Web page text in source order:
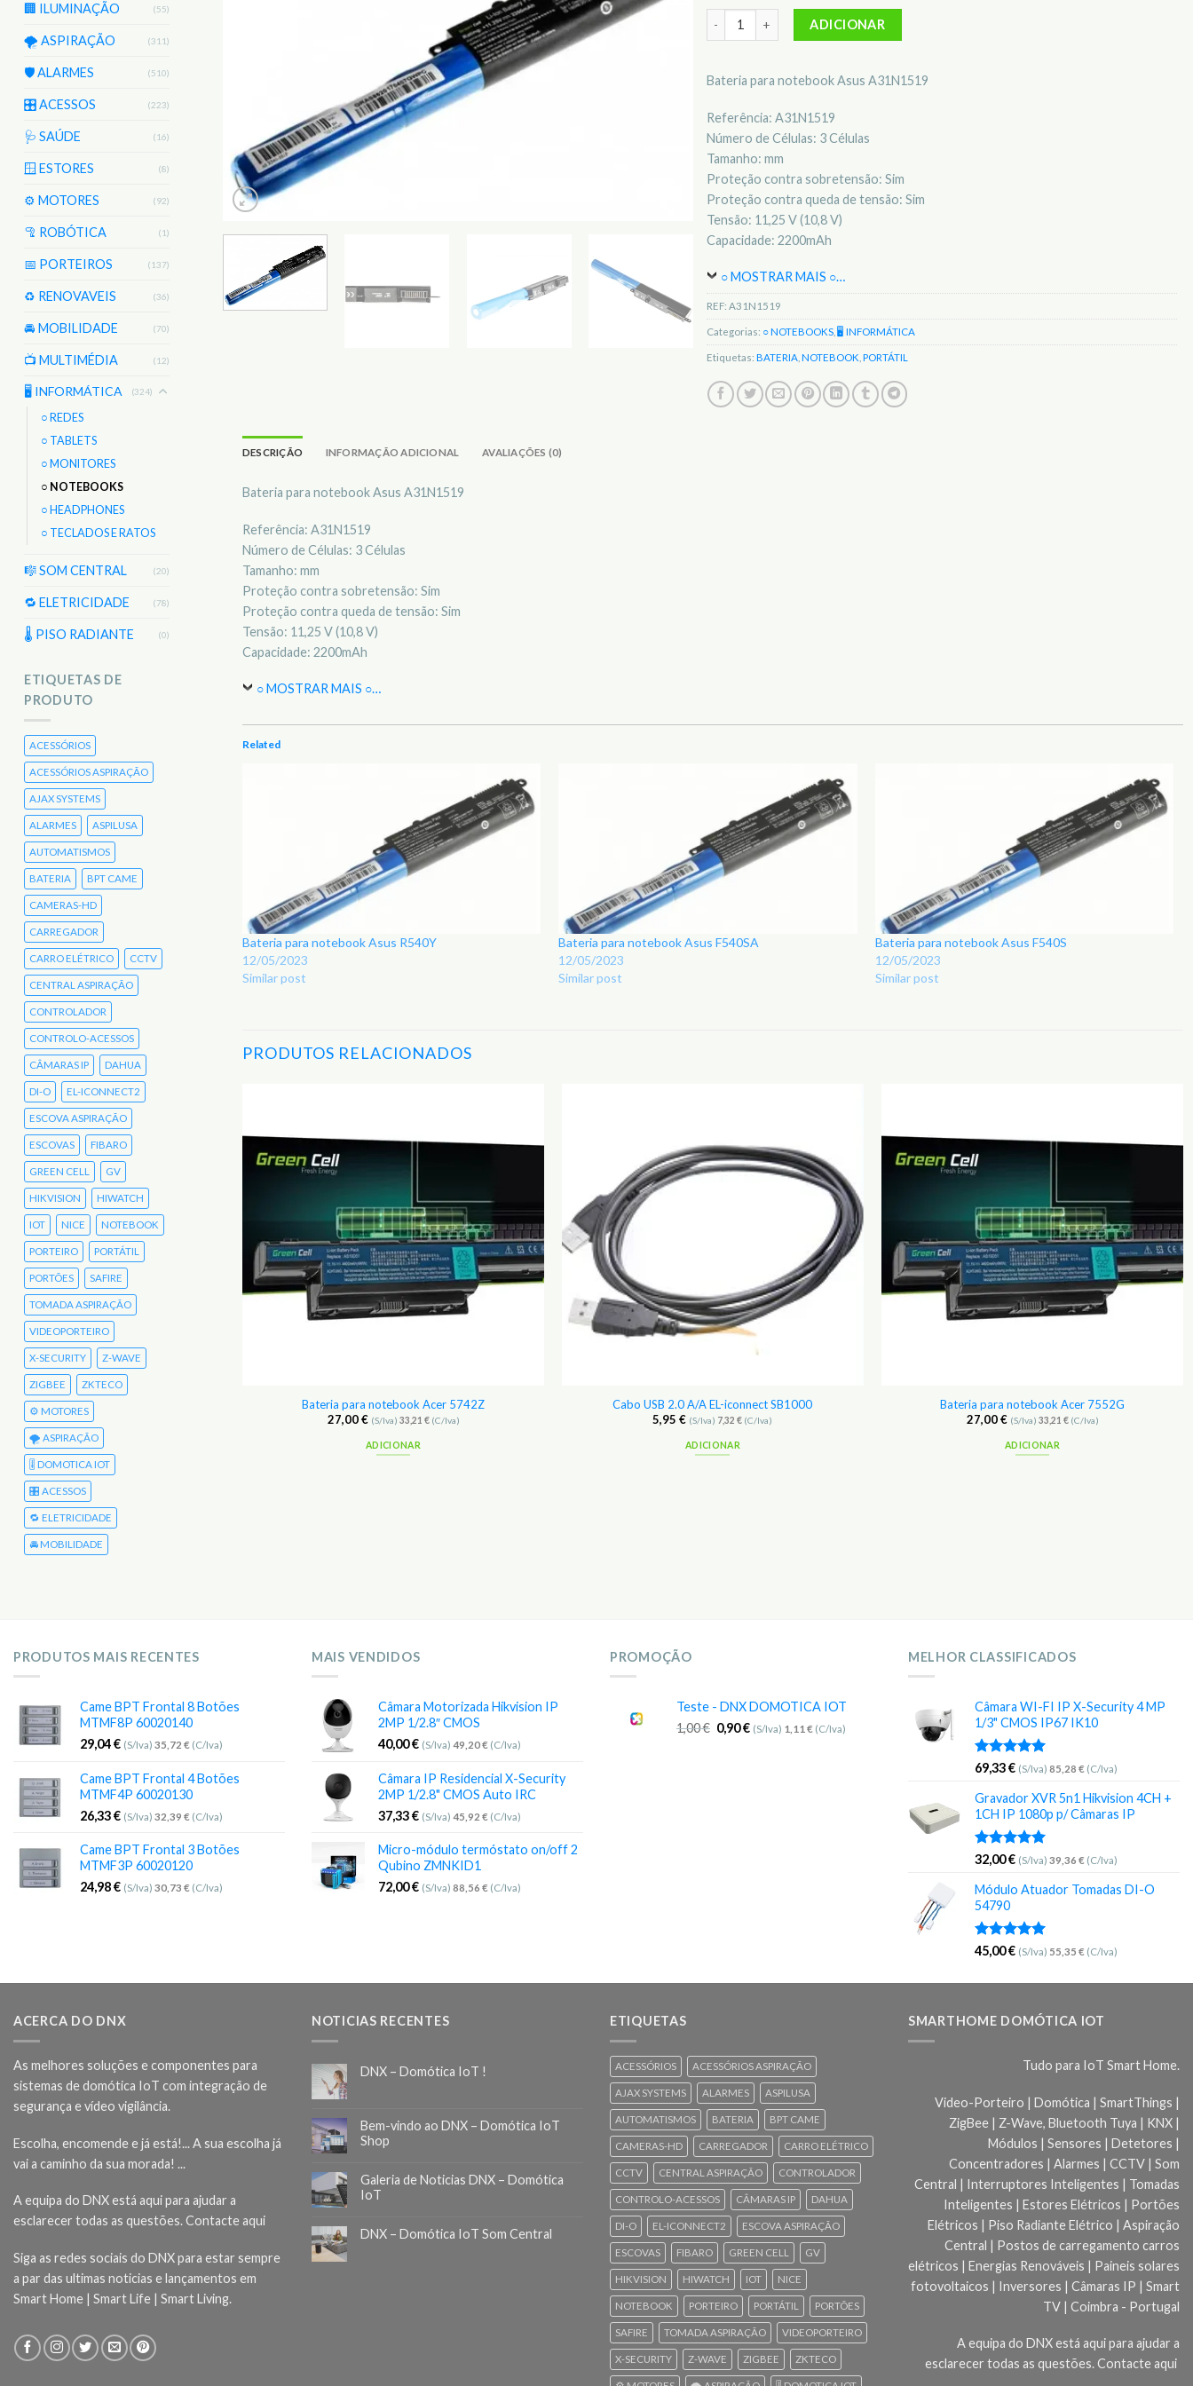
🏢 ILUMINAÇÃO (55)
🌪️ ASPIRAÇÃO (311)
🛡️ ALARMES (510)
🎛️ ACESSOS (223)
🩺 SAÚDE (16)
🪟 ESTORES (8)
⚙️ MOTORES (92)
🦿 ROBÓTICA (1)
📅 PORTEIROS (137)
♻️ RENOVAVEIS (36)
🚘 MOBILIDADE (70)
📺 MULTIMÉDIA (12)
🖥️ INFORMÁTICA (324)
○ REDES
○ TABLETS
○ MONITORES
○ NOTEBOOKS
○ HEADPHONES
○ TECLADOS E RATOS
🎼 SOM CENTRAL (20)
🔁 ELETRICIDADE (78)
🌡 PISO RADIANTE (0)
ETIQUETAS DE
PRODUTO
ACESSÓRIOS
ACESSÓRIOS ASPIRAÇÃO
AJAX SYSTEMS
ALARMES ASPILUSA
AUTOMATISMOS
BATERIA BPT CAME
CAMERAS-HD
CARREGADOR
CARRO ELÉTRICO CCTV
CENTRAL ASPIRAÇÃO
CONTROLADOR
CONTROLO-ACESSOS
CÂMARAS IP DAHUA
DI-O EL-ICONNECT2
ESCOVA ASPIRAÇÃO
ESCOVAS FIBARO
GREEN CELL GV
HIKVISION HIWATCH
IOT NICE NOTEBOOK
PORTEIRO PORTÁTIL
PORTÕES SAFIRE
TOMADA ASPIRAÇÃO
VIDEOPORTEIRO
X-SECURITY Z-WAVE
ZIGBEE ZKTECO
⚙️ MOTORES
🌪️ ASPIRAÇÃO
🎚️ DOMOTICA IOT
🎛️ ACESSOS
🔁 ELETRICIDADE
🚘 MOBILIDADE
Quantidade de Bateria para notebook Asus A31N1519
ADICIONAR
Bateria para notebook Asus A31N1519
Referência: A31N1519
Número de Células: 3 Células
Tamanho: mm
Proteção contra sobretensão: Sim
Proteção contra queda de tensão: Sim
Tensão: 11,25 V (10,8 V)
Capacidade: 2200mAh
○ MOSTRAR MAIS ○…
REF: A31N1519
Categorias: ○ NOTEBOOKS 🖥️ INFORMÁTICA
Etiquetas: BATERIA NOTEBOOK PORTÁTIL
DESCRIÇÃO INFORMAÇÃO ADICIONAL AVALIAÇÕES (0)
Bateria para notebook Asus A31N1519
Referência: A31N1519
Número de Células: 3 Células
Tamanho: mm
Proteção contra sobretensão: Sim
Proteção contra queda de tensão: Sim
Tensão: 11,25 V (10,8 V)
Capacidade: 2200mAh
○ MOSTRAR MAIS ○…
Related
Bateria para notebook Asus R540Y
12/05/2023
Similar post
Bateria para notebook Asus F540SA
12/05/2023
Similar post
Bateria para notebook Asus F540S
12/05/2023
Similar post
PRODUTOS RELACIONADOS
Bateria para notebook Acer 5742Z
27,00€ (S/Iva) 33,21 €(C/Iva)
ADICIONAR
Cabo USB 2.0 A/A EL-iconnect SB1000
5,95€ (S/Iva) 7,32€ (C/Iva)
ADICIONAR
Bateria para notebook Acer 7552G
27,00€ (S/Iva) 33,21 €(C/Iva)
ADICIONAR
para notebook Acer Aspire 7560
27,00€ (S/Iva)33,21
ADICIONAR
PRODUTOS MAIS RECENTES
Came BPT Frontal 8 Botões
MTMF8P 60020140
29,04€ (S/Iva) 35,72 € (C/Iva)
Came BPT Frontal 4 Botões
MTMF4P 60020130
26,33€ (S/Iva) 32,39 € (C/Iva)
Came BPT Frontal 3 Botões
MTMF3P 60020120
24,98€ (S/Iva) 30,73 € (C/Iva)
MAIS VENDIDOS
Câmara Motorizada Hikvision IP
2MP 1/2.8″ CMOS
40,00€ (S/Iva) 49,20€ (C/Iva)
Câmara IP Residencial X-Security
2MP 1/2.8" CMOS Auto IRC
37,33€ (S/Iva) 45,92 € (C/Iva)
Micro-módulo termóstato on/off 2
Qubino ZMNKID1
72,00€ (S/Iva) 88,56 € (C/Iva)
PROMOÇÃO
Teste - DNX DOMOTICA IOT
1,00€ 0,90€ (S/Iva) 1,11€ (C/Iva)
MELHOR CLASSIFICADOS
Câmara WI-FI IP X-Security 4 MP
1/3" CMOS IP67 IK10
Avaliação
69,33€ (S/Iva) 85,28 € (C/Iva)
Gravador XVR 5n1 Hikvision 4CH +
1CH IP 1080p p/ Câmaras IP
Avaliação
32,00€ (S/Iva) 39,36 € (C/Iva)
Módulo Atuador Tomadas DI-O
54790
Avaliação
45,00€ (S/Iva) 55,35 € (C/Iva)
ACERCA DO DNX
As melhores soluções e componentes para
sistemas de domótica IoT com integração de
segurança e vídeo vigilância.
Escolha, encomende e já está!... A sua escolha já
vai a caminho da sua morada! ...
A equipa do DNX está aqui para ajudar a
esclarecer todas as questões.Contacte aqui
Siga as redes sociais do DNX para estar sempre
a par das ultimas noticias e lançamentos em
Smart Home | Smart Life | Smart Living.
NOTICIAS RECENTES
DNX – Domótica IoT !
Bem-vindo ao DNX – Domótica IoT
Shop
Galeria de Noticias DNX – Domótica
IoT
DNX – Domótica IoT Som Central
ETIQUETAS
ACESSÓRIOS ACESSÓRIOS ASPIRAÇÃO
AJAX SYSTEMS ALARMES ASPILUSA
AUTOMATISMOS BATERIA BPT CAME
CAMERAS-HD CARREGADOR CARRO ELÉTRICO
CCTV CENTRAL ASPIRAÇÃO CONTROLADOR
CONTROLO-ACESSOS CÂMARAS IP DAHUA
DI-O EL-ICONNECT2 ESCOVA ASPIRAÇÃO
ESCOVAS FIBARO GREEN CELL GV
HIKVISION HIWATCH IOT NICE
NOTEBOOK PORTEIRO PORTÁTIL PORTÕES
SAFIRE TOMADA ASPIRAÇÃO VIDEOPORTEIRO
X-SECURITY Z-WAVE ZIGBEE ZKTECO
SMARTHOME DOMÓTICA IOT
Tudo para IoT Smart Home.
Video-Porteiro | Domótica | SmartThings |
ZigBee | Z-Wave, Bluetooth Tuya | KNX |
Módulos | Sensores | Detetores |
Concentradores | Alarmes | CCTV | Som
Central | Interruptores Inteligentes | Tomadas
Inteligentes | Estores Elétricos | Portões
Elétricos | Piso Radiante Elétrico | Aspiração
Central | Postos de carregamento carros
elétricos | Energias Renováveis | Paineis solares
fotovoltaicos | Inversores | Câmaras IP | Smart
TV | Coimbra - Portugal
A equipa do DNX está aqui para ajudar a
esclarecer todas as questões.Contacte aqui